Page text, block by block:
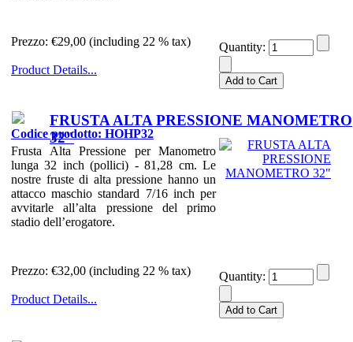
Prezzo: €29,00 (including 22 % tax)
Product Details...
Quantity:
FRUSTA ALTA PRESSIONE MANOMETRO
32"
Codice prodotto: HOHP32
Frusta Alta Pressione per Manometro
lunga 32 inch (pollici) - 81,28 cm. Le
nostre fruste di alta pressione hanno un
attacco maschio standard 7/16 inch per
avvitarle all’alta pressione del primo
stadio dell’erogatore.
Prezzo: €32,00 (including 22 % tax)
Product Details...
Quantity: